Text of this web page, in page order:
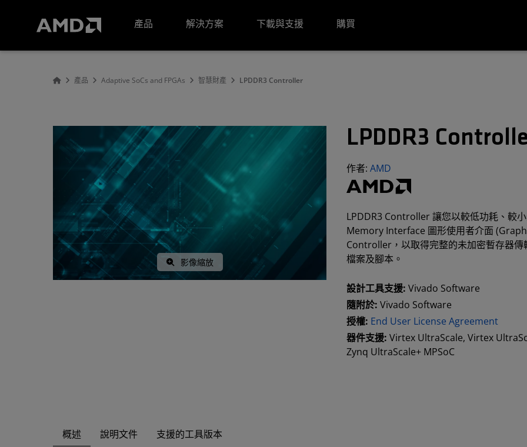
產品
解決方案 下載與支援 購買
產品 Adaptive SoCs and FPGAs 智慧財產 LPDDR3 Controller
影像縮放
LPDDR3
作者:AMD
LPDDR3 Controller 讓您以較低功耗、較
Memory Interface 圖形使用者介面
Controller，以取得完整的未加密暫存器
檔案及腳本。
設計工具支援:Vivado Software
隨附於:Vivado Software
授權: End User License Agreement
器件支援:Virtex UltraScale, Virtex
Zynq UltraScale+ MPSoC
概述 說明文件 支援的工具版本